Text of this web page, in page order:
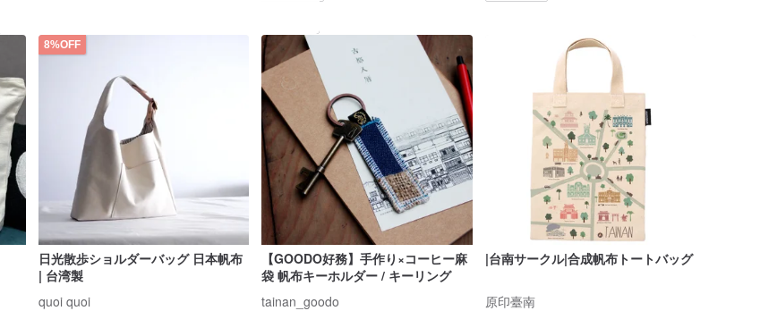
8%OFF
日光散歩ショルダーバッグ 日本帆布
| 台湾製
quoi quoi
【GOODO好務】手作り×コーヒー麻
袋 帆布キーホルダー / キーリング
tainan_goodo
|台南サークル|合成帆布トートバッグ
原印臺南